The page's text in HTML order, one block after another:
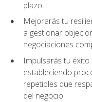
plazo
Mejorarás tu
a gestionar
negociaciones
Impulsarás tu
estableciendo
repetibles que
del negocio